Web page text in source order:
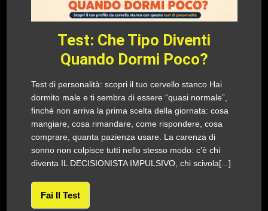
Test: Che Tipo Diventi
Quando Dormi Poco?
Test di personalità: scopri il tuo cervello stanco Hai
dormito male e ti sembra di essere “quasi normale”,
finché non arriva la prima scelta della giornata: cosa
mangiare, cosa rimandare, come rispondere, cosa
comprare, quanta pazienza usare. La carenza di
sonno non colpisce tutti nello stesso modo: c’è chi
diventa IL DECISIONISTA IMPULSIVO, chi scivola[...]
Fai Il Test